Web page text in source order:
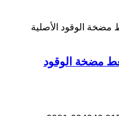
مضخة الوقود